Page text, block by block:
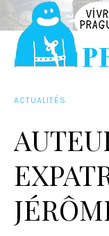
ACTUALITÉS